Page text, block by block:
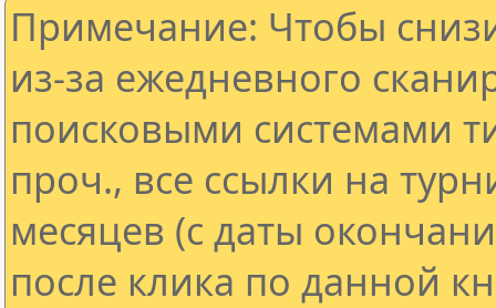
Примечание: Чтобы
из-за ежедневного
поисковыми системами
проч., все ссылки на
месяцев (с даты
после клика по данной